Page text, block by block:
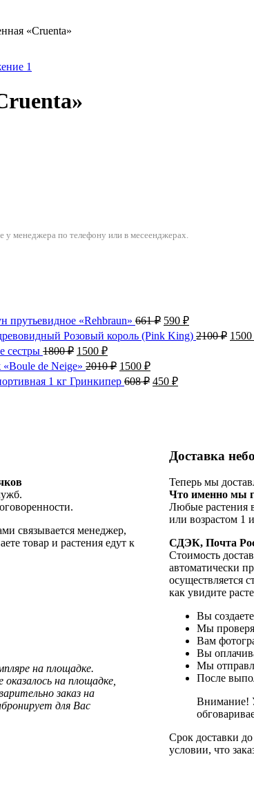
«Cruenta»
у менеджера по телефону или в месеенджерах.
прутьевидное «Rehbraun» 661₽ Первоначальная
цена
составляла
590 ₽Текущая
цена:
590 ₽.
Розовый король (Pink King) 2100₽ 1500
сестры 1800₽ Первоначальная
цена
составляла
1800 ₽.
1500 ₽Текущая
цена:
1500 ₽.
de Neige» 2010₽ Первоначальная
цена
составляла
1500 ₽Текущая
цена:
1500 ₽.
1 кг Гринкипер 608₽ Первоначальная
450 ₽Текущая
связывается менеджер,
товар и растения едут к
на площадке.
на площадке,
заказ на
для Вас
Доставка
Теперь мы
Что именно мы
Любые растения
или возрастом 1
СДЭК, Почта
Стоимость
автоматически
осуществляется
как увидите
Вы
Мы
Вам
Вы
Мы
После
Внимание!
Срок доставки
условии, что